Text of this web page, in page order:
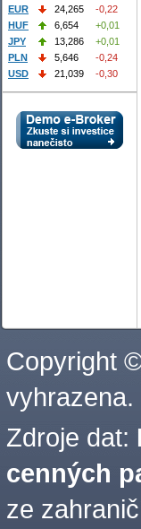
EUR 24,265
-0,22
HUF
6,654
+0,01
JPY
13,286
+0,01
PLN
5,646
-0,24
USD
21,039 -0,30
Copyright
vyhrazena.
Zdroje dat:
cenných
ze